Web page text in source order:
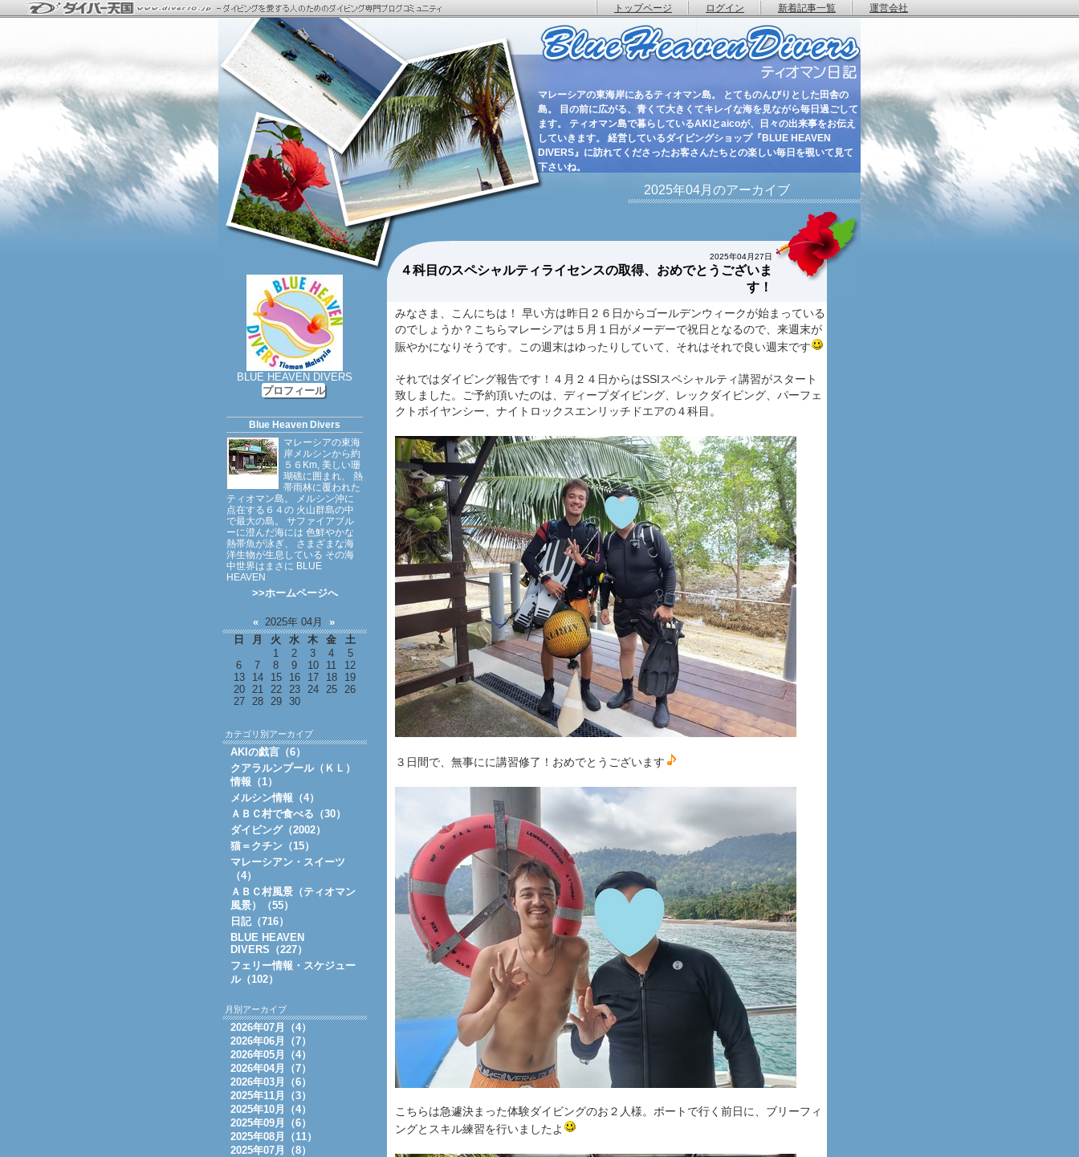
トップページ ログイン 新着記事一覧 運営会社
マレーシアの東海岸にあるティオマン島。 とてものんびりとした田舎の
島。 目の前に広がる、青くて大きくてキレイな海を見ながら毎日過ごして
ます。 ティオマン島で暮らしているAKIとaicoが、日々の出来事をお伝え
していきます。 経営しているダイビングショップ『BLUE HEAVEN
DIVERS』に訪れてくださったお客さんたちとの楽しい毎日を覗いて見て
下さいね。
2025年04月のアーカイブ
2025年04月27日
４科目のスペシャルティライセンスの取得、おめでとうございま
す！
みなさま、こんにちは！ 早い方は昨日２６日からゴールデンウィークが始まっている
のでしょうか？こちらマレーシアは５月１日がメーデーで祝日となるので、来週末が
賑やかになりそうです。この週末はゆったりしていて、それはそれで良い週末です
それではダイビング報告です！４月２４日からはSSIスペシャルティ講習がスタート
致しました。ご予約頂いたのは、ディープダイビング、レックダイビング、パーフェ
クトボイヤンシー、ナイトロックスエンリッチドエアの４科目。
３日間で、無事にに講習修了！おめでとうございます
こちらは急遽決まった体験ダイビングのお２人様。ボートで行く前日に、ブリーフィ
ングとスキル練習を行いましたよ
BLUE HEAVEN DIVERS
プロフィール
Blue Heaven Divers
マレーシアの東海
岸メルシンから約
５６Km, 美しい珊
瑚礁に囲まれ、 熱
帯雨林に覆われた
ティオマン島。 メルシン沖に
点在する６４の 火山群島の中
で最大の島。 サファイアブル
ーに澄んだ海には 色鮮やかな
熱帯魚が泳ぎ、 さまざまな海
洋生物が生息している その海
中世界はまさに BLUE
HEAVEN
>>ホームページへ
« 2025年 04月 »
日
月 火 水 木 金
土
1
2 3 4
5
6
7 8 9 10 11
12
13
14 15 16 17 18
19
20
21 22 23 24 25
26
27
28 29 30
カテゴリ別アーカイブ
AKIの戯言（6）
クアラルンプール（ＫＬ）
情報（1）
メルシン情報（4）
ＡＢＣ村で食べる（30）
ダイビング（2002）
猫＝クチン（15）
マレーシアン・スイーツ
（4）
ＡＢＣ村風景（ティオマン
風景）（55）
日記（716）
BLUE HEAVEN
DIVERS（227）
フェリー情報・スケジュー
ル（102）
月別アーカイブ
2026年07月（4）
2026年06月（7）
2026年05月（4）
2026年04月（7）
2026年03月（6）
2025年11月（3）
2025年10月（4）
2025年09月（6）
2025年08月（11）
2025年07月（8）